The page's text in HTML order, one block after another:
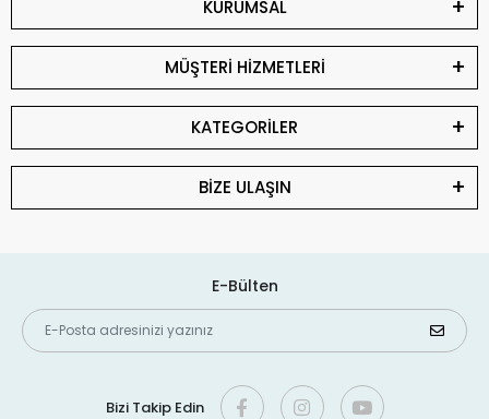
KURUMSAL
MÜŞTERİ HİZMETLERİ
KATEGORİLER
BİZE ULAŞIN
E-Bülten
Bizi Takip Edin